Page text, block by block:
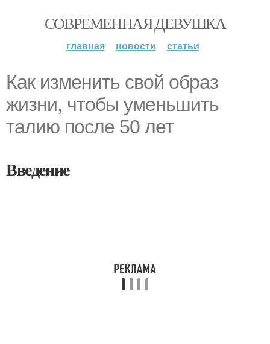
СОВРЕМЕННАЯ ДЕВУШКА
главная новости статьи
Как изменить свой образ
жизни, чтобы уменьшить
талию после 50 лет
Введение